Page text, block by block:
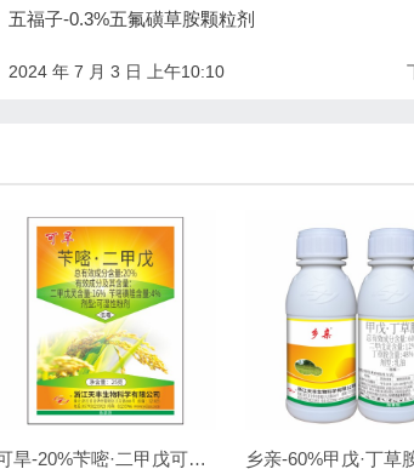
五福子-0.3%五氟磺草胺颗粒剂
2024 年 7 月 3 日 上午10:10
可旱-20%苄嘧·二甲戊可湿性粉剂 乡亲-60%甲戊·丁草